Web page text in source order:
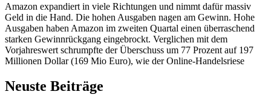
Amazon expandiert in viele Richtungen und nimmt dafür massiv
Geld in die Hand. Die hohen Ausgaben nagen am Gewinn. Hohe
Ausgaben haben Amazon im zweiten Quartal einen überraschend
starken Gewinnrückgang eingebrockt. Verglichen mit dem
Vorjahreswert schrumpfte der Überschuss um 77 Prozent auf 197
Millionen Dollar (169 Mio Euro), wie der Online-Handelsriese
Neuste Beiträge